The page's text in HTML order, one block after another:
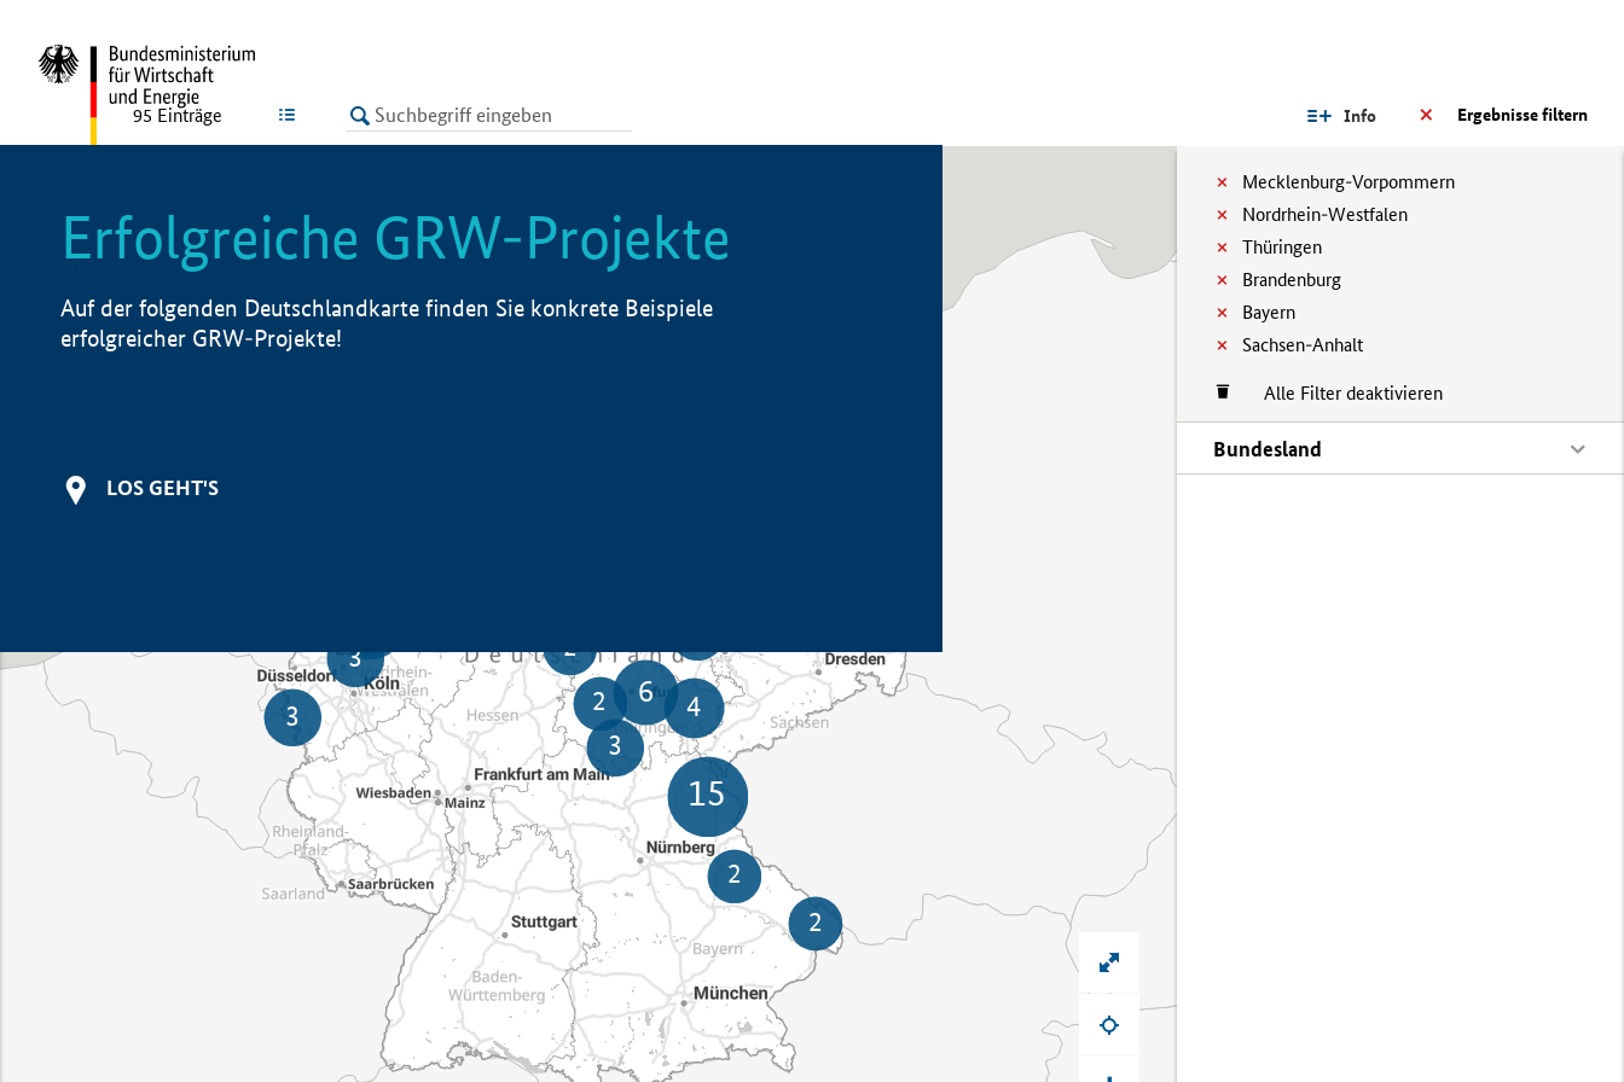
LISTE Ergebnisse filtern
Info
Mecklenburg-Vorpommern
Nordrhein-Westfalen
Thüringen
Brandenburg
Bayern
Sachsen-Anhalt
Alle Filter deaktivieren
Bundesland
95 Einträge
Erfolgreiche GRW-Projekte
Auf der folgenden Deutschlandkarte finden Sie konkrete Beispiele
erfolgreicher GRW-Projekte!
LOS GEHT'S